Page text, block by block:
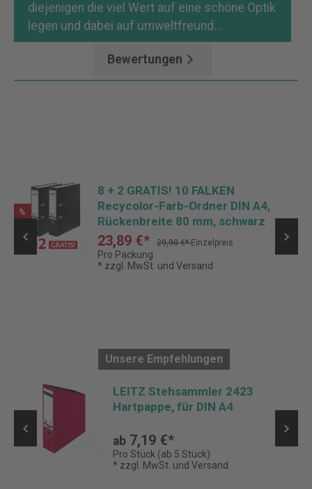
diejenigen die viel Wert auf eine schöne Optik
legen und dabei auf umweltfreund…
Bewertungen
%
8 + 2 GRATIS! 10 FALKEN
Recycolor-Farb-Ordner DIN A4,
Rückenbreite 80 mm, schwarz
23,89 €* 29,90 €*Einzelpreis
Pro Packung
* zzgl. MwSt. und Versand
Unsere Empfehlungen
LEITZ Stehsammler 2423
Hartpappe, für DIN A4
ab 7,19 €*
Pro Stück (ab 5 Stück)
* zzgl. MwSt. und Versand